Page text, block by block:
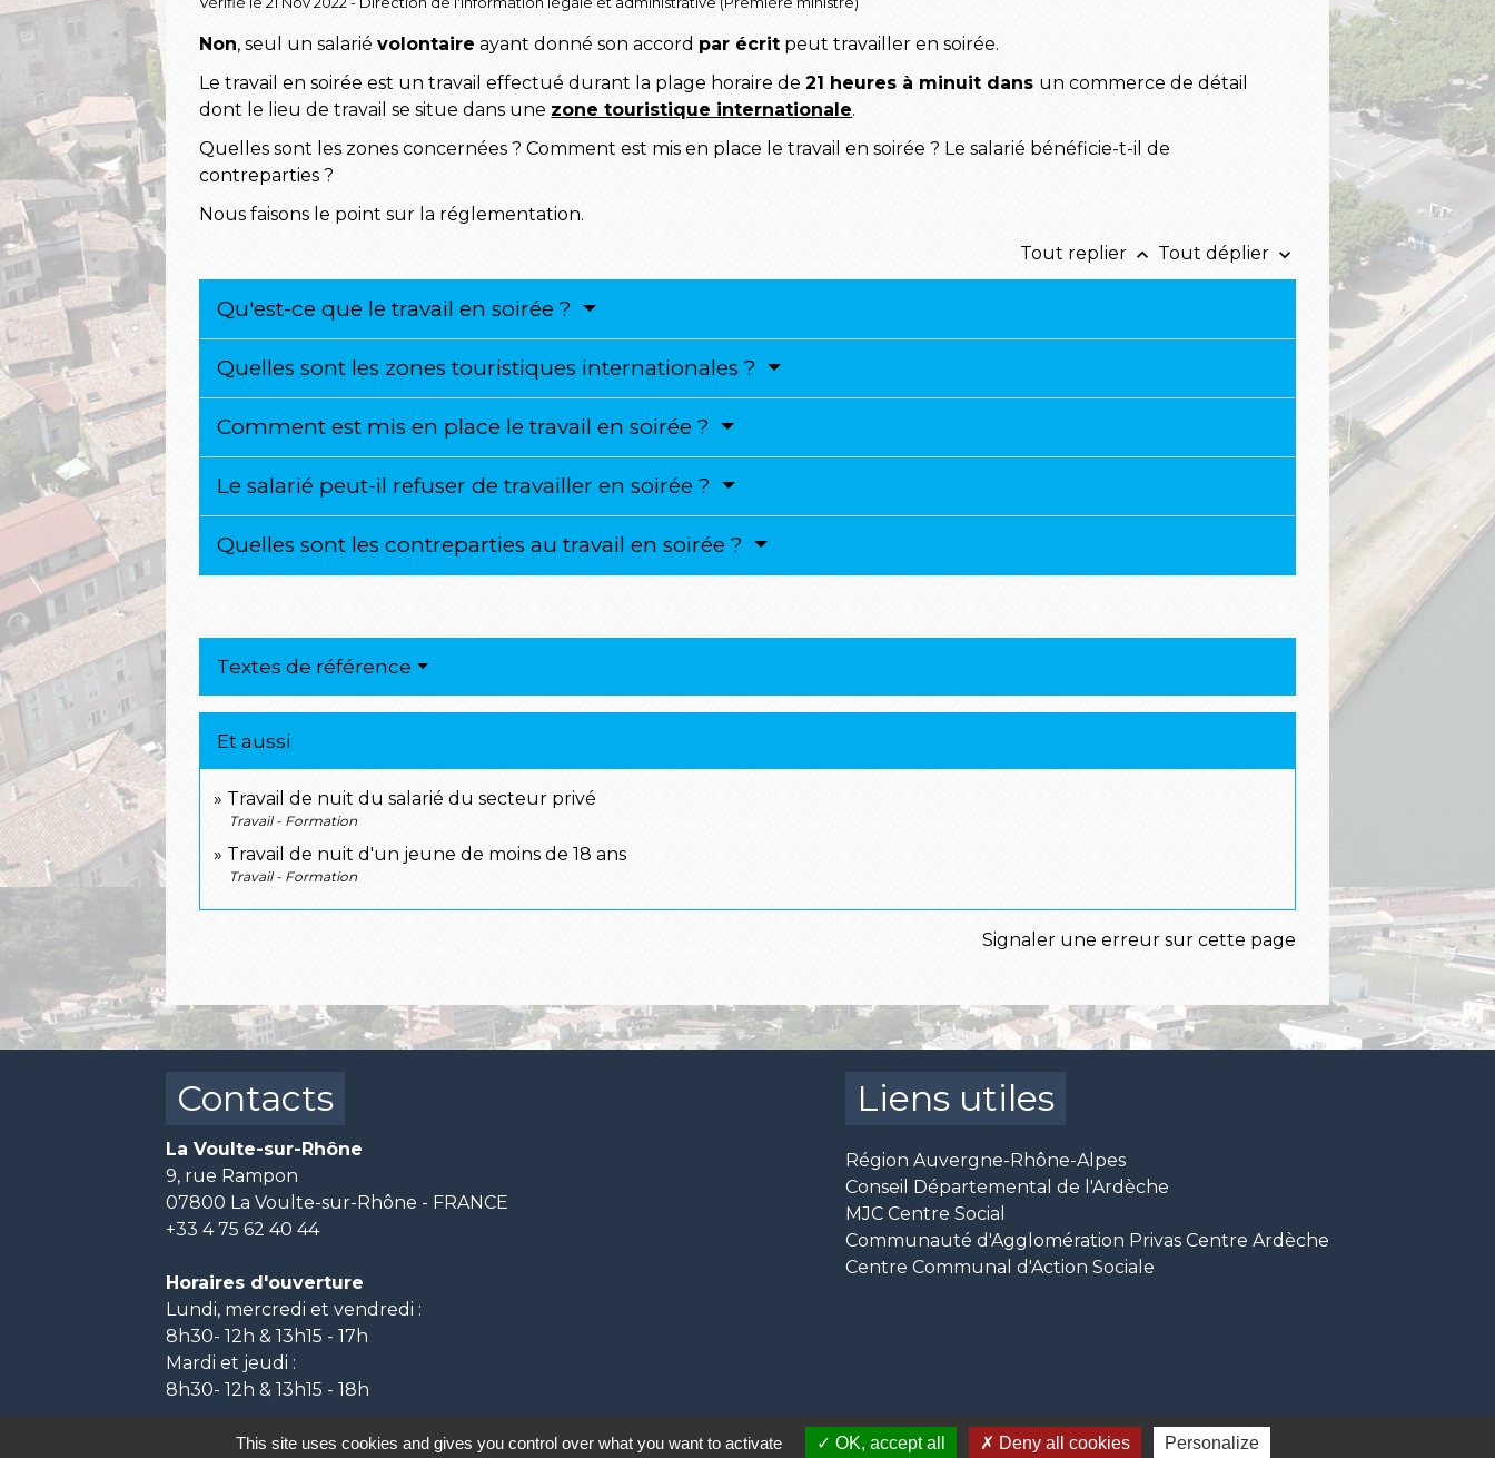
Non, seul un salariévolontaire ayant donné son accord par écrit peut travailler en soirée.
Le travail en soirée est un travail effectué durant la plage horaire de21 heures à minuit dans un commerce de détail
dont le lieu de travail se situe dans une zone touristique internationale.
Quelles sont les zones concernées ? Comment est mis en place le travail en soirée ? Le salarié bénéficie-t-il de
contreparties ?
Nous faisons le point sur la réglementation.
Tout replier keyboard_arrow_up Tout déplier keyboard_arrow_down
Qu'est-ce que le travail en soirée ?
Quelles sont les zones touristiques internationales ?
Comment est mis en place le travail en soirée ?
Le salarié peut-il refuser de travailler en soirée ?
Quelles sont les contreparties au travail en soirée ?
Textes de référence
Et aussi
Travail de nuit du salarié du secteur privé
Travail - Formation
Travail de nuit d'un jeune de moins de 18 ans
Travail - Formation
Signaler une erreur sur cette page
Contacts
La Voulte-sur-Rhône
9, rue Rampon
07800 La Voulte-sur-Rhône - FRANCE
+33 4 75 62 40 44
Horaires d'ouverture
Lundi, mercredi et vendredi :
8h30- 12h & 13h15 - 17h
Mardi et jeudi :
8h30- 12h & 13h15 - 18h
Liens utiles
Région Auvergne-Rhône-Alpes
Conseil Départemental de l'Ardèche
MJC Centre Social
Communauté d'Agglomération Privas Centre Ardèche
Centre Communal d'Action Sociale
This site uses cookies and gives you control over what you want to activate OK, accept all Deny all cookies Personalize